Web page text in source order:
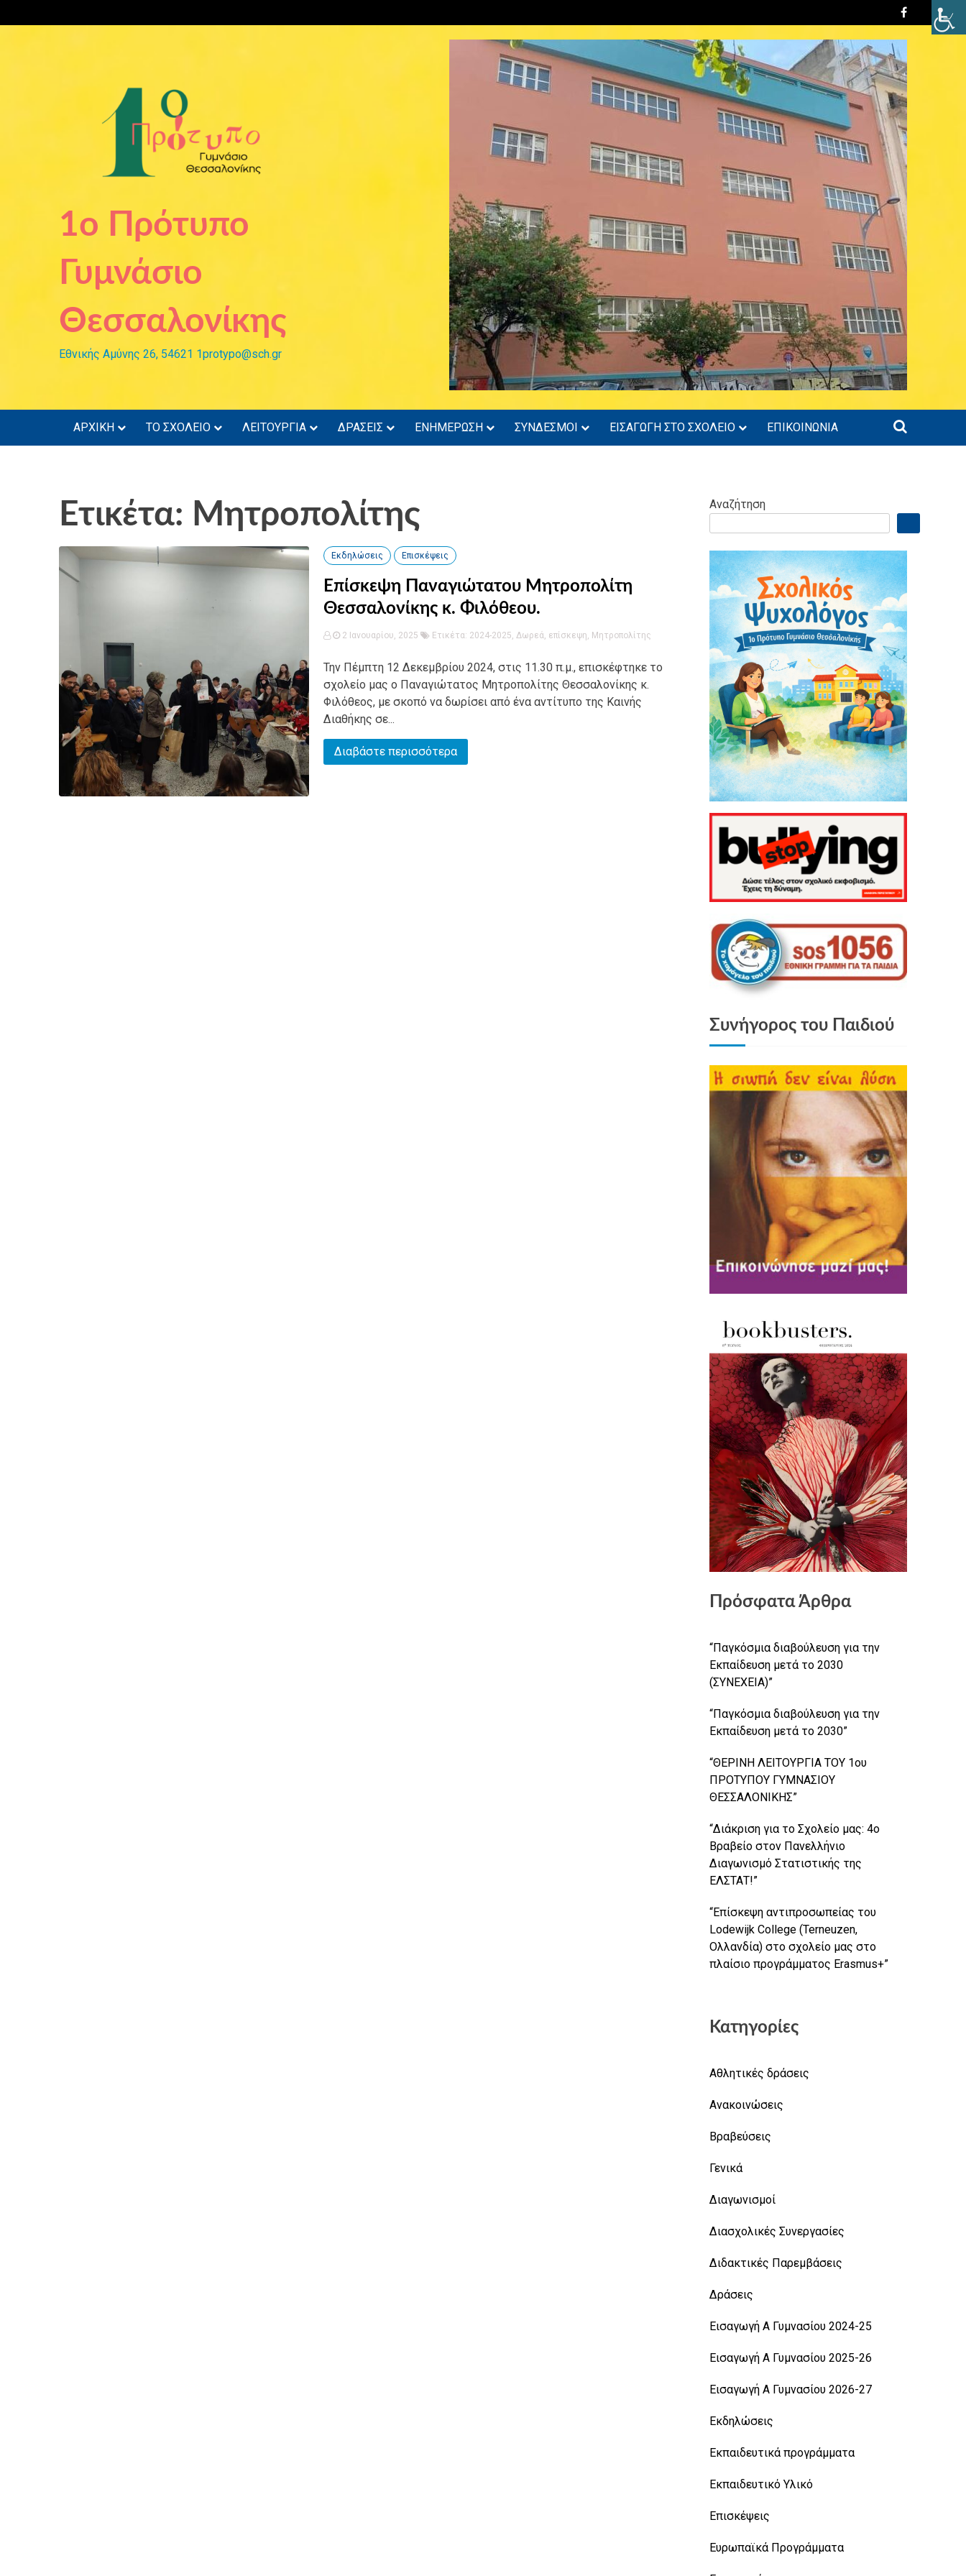
στο
1ο Πρότυπο
Γυμνάσιο
Θεσσαλονίκης
Εθνικής Αμύνης 26, 54621 1protypo@sch.gr
ΑΡΧΙΚΗ ΤΟ ΣΧΟΛΕΙΟ ΛΕΙΤΟΥΡΓΙΑ ΔΡΑΣΕΙΣ ΕΝΗΜΕΡΩΣΗ ΣΥΝΔΕΣΜΟΙ ΕΙΣΑΓΩΓΗ ΣΤΟ ΣΧΟΛΕΙΟ ΕΠΙΚΟΙΝΩΝΙΑ
Ετικέτα: Μητροπολίτης
Εκδηλώσεις Επισκέψεις
Επίσκεψη Παναγιώτατου Μητροπολίτη
Θεσσαλονίκης κ. Φιλόθεου.
2 Ιανουαρίου, 2025 Ετικέτα: 2024-2025, Δωρεά, επίσκεψη, Μητροπολίτης
Την Πέμπτη 12 Δεκεμβρίου 2024, στις 11.30 π.μ., επισκέφτηκε το
σχολείο μας ο Παναγιώτατος Μητροπολίτης Θεσσαλονίκης κ.
Φιλόθεος, με σκοπό να δωρίσει από ένα αντίτυπο της Καινής
Διαθήκης σε...
Διαβάστε περισσότερα
Αναζήτηση
Συνήγορος του Παιδιού
Πρόσφατα Άρθρα
“Παγκόσμια διαβούλευση για την
Εκπαίδευση μετά το 2030
(ΣΥΝΕΧΕΙΑ)”
“Παγκόσμια διαβούλευση για την
Εκπαίδευση μετά το 2030”
“ΘΕΡΙΝΗ ΛΕΙΤΟΥΡΓΙΑ ΤΟΥ 1ου
ΠΡΟΤΥΠΟΥ ΓΥΜΝΑΣΙΟΥ
ΘΕΣΣΑΛΟΝΙΚΗΣ”
“Διάκριση για το Σχολείο μας: 4ο
Βραβείο στον Πανελλήνιο
Διαγωνισμό Στατιστικής της
ΕΛΣΤΑΤ!”
“Επίσκεψη αντιπροσωπείας του
Lodewijk College (Terneuzen,
Ολλανδία) στο σχολείο μας στο
πλαίσιο προγράμματος Erasmus+”
Κατηγορίες
Αθλητικές δράσεις
Ανακοινώσεις
Βραβεύσεις
Γενικά
Διαγωνισμοί
Διασχολικές Συνεργασίες
Διδακτικές Παρεμβάσεις
Δράσεις
Εισαγωγή Α Γυμνασίου 2024-25
Εισαγωγή Α Γυμνασίου 2025-26
Εισαγωγή Α Γυμνασίου 2026-27
Εκδηλώσεις
Εκπαιδευτικά προγράμματα
Εκπαιδευτικό Υλικό
Επισκέψεις
Ευρωπαϊκά Προγράμματα